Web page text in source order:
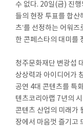
수 없다. 20일(금) 진
들의 현장 투표를 합산
츠’를 선정하는 어워
한 콘페스타의 대미를
청주문화재단 변광섭
상상력과 아이디어가
공연 4대 콘텐츠를 특
텐츠코리아랩 7년의
콘텐츠 산업의 미래가
장에서 마음껏 즐기고